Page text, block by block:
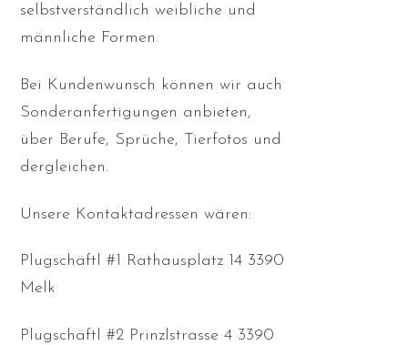
selbstverständlich weibliche und
männliche Formen.
Bei Kundenwunsch können wir auch
Sonderanfertigungen anbieten,
über Berufe, Sprüche, Tierfotos und
dergleichen.
Unsere Kontaktadressen wären:
Plugschäftl #1 Rathausplatz 14 3390
Melk
Plugschäftl #2 Prinzlstrasse 4 3390